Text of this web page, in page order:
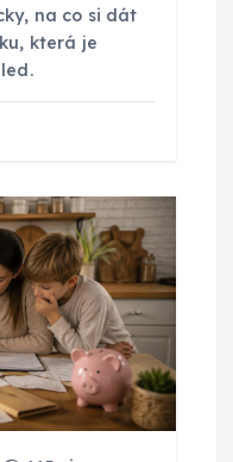
na co si dát
která je